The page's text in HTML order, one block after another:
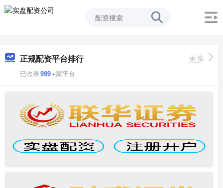
正规配资平台排行
已收录999+家平台
更多